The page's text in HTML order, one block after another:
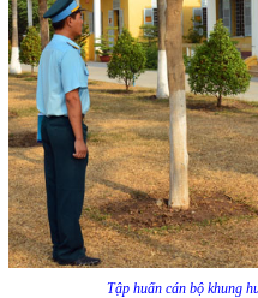
Tập huấn cán bộ khung